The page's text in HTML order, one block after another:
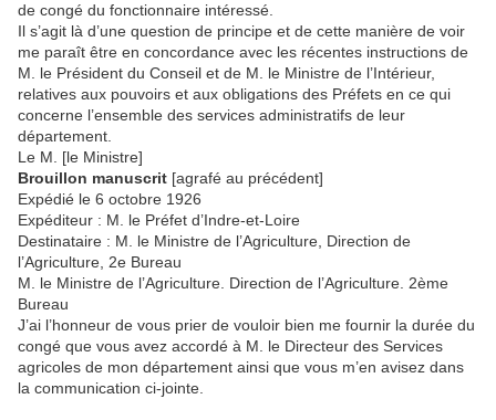
de congé du fonctionnaire intéressé.
Il s’agit là d’une question de principe et de cette manière de voir
me paraît être en concordance avec les récentes instructions de
M. le Président du Conseil et de M. le Ministre de l’Intérieur,
relatives aux pouvoirs et aux obligations des Préfets en ce qui
concerne l’ensemble des services administratifs de leur
département.
Le M. [le Ministre]
Brouillon manuscrit [agrafé au précédent]
Expédié le 6 octobre 1926
Expéditeur : M. le Préfet d’Indre-et-Loire
Destinataire : M. le Ministre de l’Agriculture, Direction de
l’Agriculture, 2e Bureau
M. le Ministre de l’Agriculture. Direction de l’Agriculture. 2ème
Bureau
J’ai l’honneur de vous prier de vouloir bien me fournir la durée du
congé que vous avez accordé à M. le Directeur des Services
agricoles de mon département ainsi que vous m’en avisez dans
la communication ci-jointe.